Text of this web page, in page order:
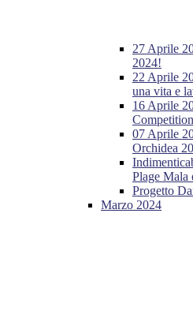
27 Aprile
2024!
22 Aprile
una vita e
16 Aprile
07 Aprile
Orchidea
Plage Mala
Progetto
Marzo 2024